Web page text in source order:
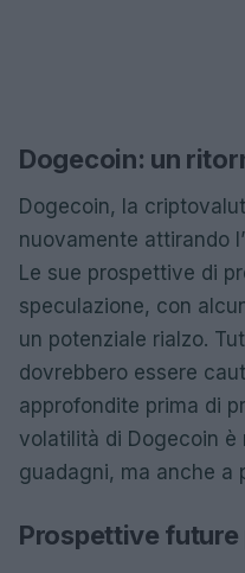
Dogecoin: un
Dogecoin, la
nuovamente attirando
Le sue prospettive di
speculazione, con
un potenziale rialzo.
dovrebbero essere
approfondite prima di
volatilità di Dogecoin è
guadagni, ma anche a
Prospettive future